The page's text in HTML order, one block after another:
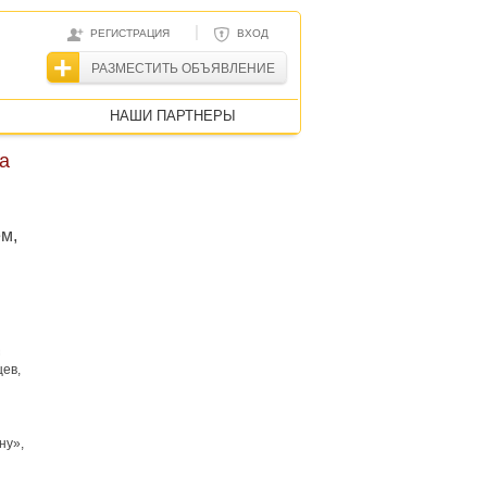
РЕГИСТРАЦИЯ | ВХОД
РАЗМЕСТИТЬ ОБЪЯВЛЕНИЕ
НАШИ ПАРТНЕРЫ